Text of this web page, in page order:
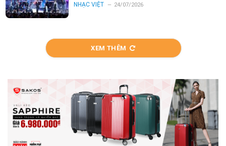
NHẠC VIỆT 24/07/2026
XEM THÊM